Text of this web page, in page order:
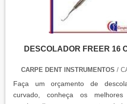
DESCOLADOR FREER 16
CARPE DENT INSTRUMENTOS /
Faça um orçamento de
curvado, conheça os melhores